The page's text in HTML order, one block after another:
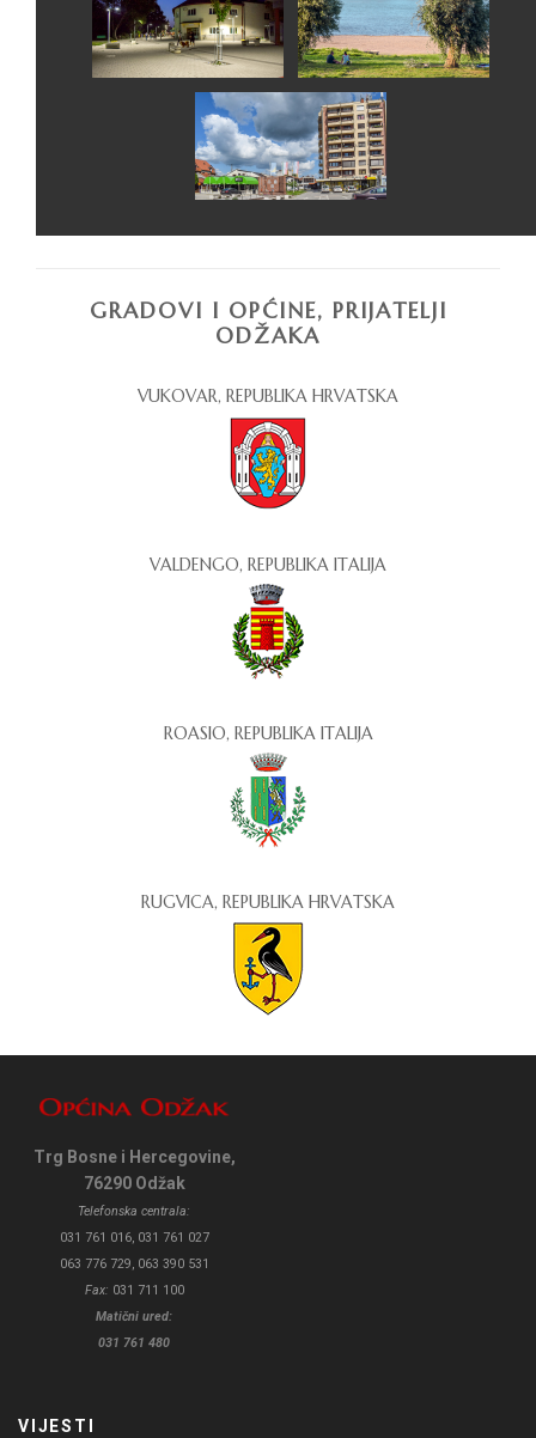
GRADOVI I OPĆINE, PRIJATELJI
ODŽAKA
VUKOVAR, REPUBLIKA HRVATSKA
VALDENGO, REPUBLIKA ITALIJA
ROASIO, REPUBLIKA ITALIJA
RUGVICA, REPUBLIKA HRVATSKA
Trg Bosne i Hercegovine,
76290 Odžak
Telefonska centrala:
031 761 016, 031 761 027
063 776 729, 063 390 531
Fax: 031 711 100
Matični ured:
031 761 480
VIJESTI